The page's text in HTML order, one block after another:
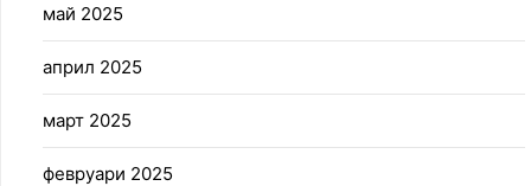
май 2025
април 2025
март 2025
февруари 2025